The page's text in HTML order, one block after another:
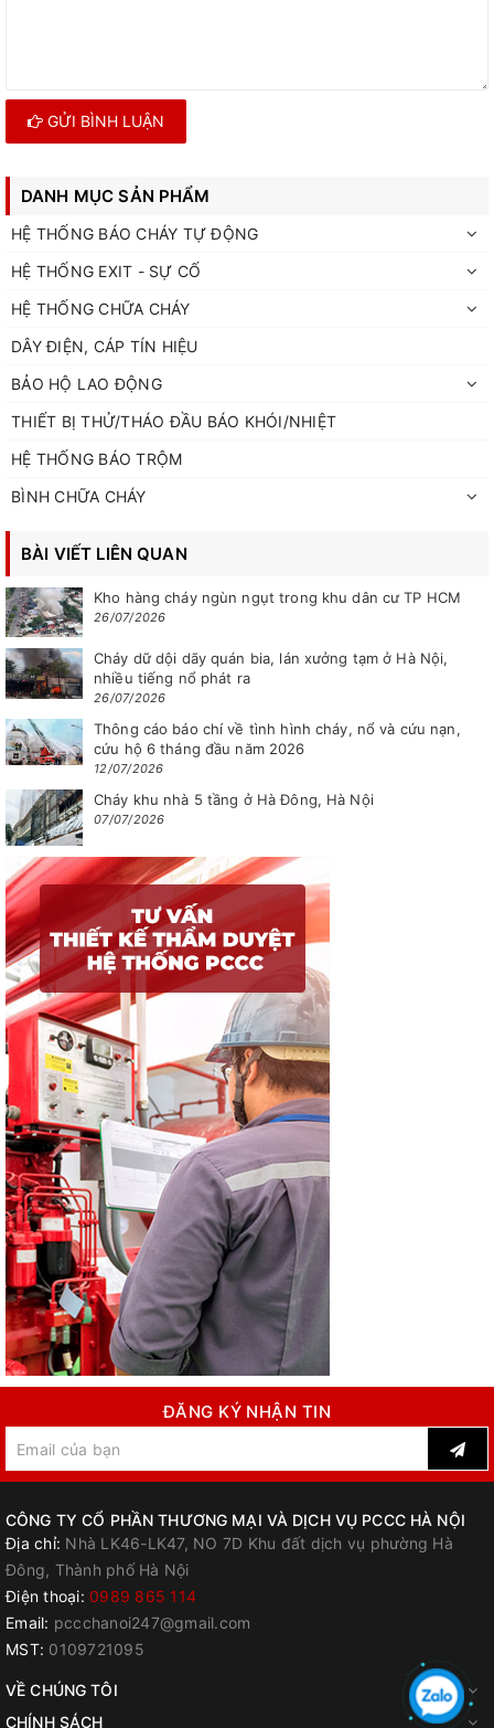
GỬI BÌNH LUẬN
DANH MỤC SẢN PHẨM
HỆ THỐNG BÁO CHÁY TỰ ĐỘNG
HỆ THỐNG EXIT - SỰ CỐ
HỆ THỐNG CHỮA CHÁY
DÂY ĐIỆN, CÁP TÍN HIỆU
BẢO HỘ LAO ĐỘNG
THIẾT BỊ THỬ/THÁO ĐẦU BÁO KHÓI/NHIỆT
HỆ THỐNG BÁO TRỘM
BÌNH CHỮA CHÁY
BÀI VIẾT LIÊN QUAN
Kho hàng cháy ngùn ngụt trong khu dân cư TP HCM
26/07/2026
Cháy dữ dội dãy quán bia, lán xưởng tạm ở Hà Nội,
nhiều tiếng nổ phát ra
26/07/2026
Thông cáo báo chí về tình hình cháy, nổ và cứu nạn,
cứu hộ 6 tháng đầu năm 2026
12/07/2026
Cháy khu nhà 5 tầng ở Hà Đông, Hà Nội
07/07/2026
ĐĂNG KÝ NHẬN TIN
CÔNG TY CỔ PHẦN THƯƠNG MẠI VÀ DỊCH VỤ PCCC HÀ NỘI
Địa chỉ: Nhà LK46-LK47, NO 7D Khu đất dịch vụ phường Hà
Đông, Thành phố Hà Nội
Điện thoại: 0989 865 114
Email: pccchanoi247@gmail.com
MST: 0109721095
VỀ CHÚNG TÔI
CHÍNH SÁCH